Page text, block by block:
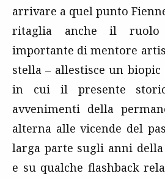
arrivare a quel punto
ritaglia anche il ruolo
importante di mentore
stella – allestisce un
in cui il presente
avvenimenti della
alterna alle vicende del
larga parte sugli anni
e su qualche flashback